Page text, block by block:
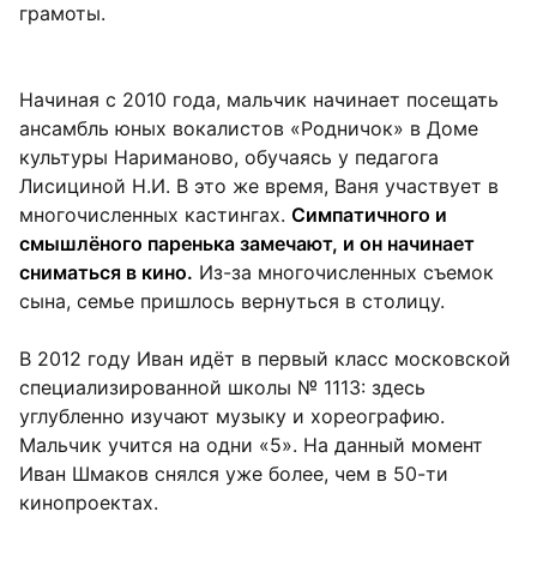
грамоты.
Начиная с 2010 года, мальчик начинает посещать
ансамбль юных вокалистов «Родничок» в Доме
культуры Нариманово, обучаясь у педагога
Лисициной Н.И. В это же время, Ваня участвует в
многочисленных кастингах. Симпатичного и
смышлёного паренька замечают, и он начинает
сниматься в кино. Из-за многочисленных съемок
сына, семье пришлось вернуться в столицу.
В 2012 году Иван идёт в первый класс московской
специализированной школы № 1113: здесь
углубленно изучают музыку и хореографию.
Мальчик учится на одни «5». На данный момент
Иван Шмаков снялся уже более, чем в 50-ти
кинопроектах.